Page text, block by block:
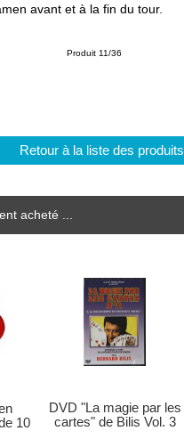
avant et à la fin du tour.
Produit 11/36
Retour à la liste des produits
acheté ...
10
DVD "La magie par les
cartes" de Bilis Vol. 3